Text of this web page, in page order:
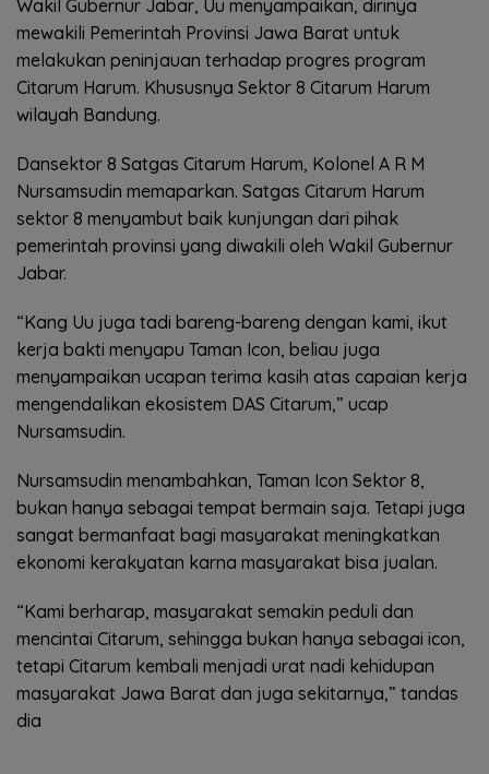
Wakil Gubernur Jabar, Uu menyampaikan, dirinya
mewakili Pemerintah Provinsi Jawa Barat untuk
melakukan peninjauan terhadap progres program
Citarum Harum. Khususnya Sektor 8 Citarum Harum
wilayah Bandung.
Dansektor 8 Satgas Citarum Harum, Kolonel A R M
Nursamsudin memaparkan. Satgas Citarum Harum
sektor 8 menyambut baik kunjungan dari pihak
pemerintah provinsi yang diwakili oleh Wakil Gubernur
Jabar.
“Kang Uu juga tadi bareng-bareng dengan kami, ikut
kerja bakti menyapu Taman Icon, beliau juga
menyampaikan ucapan terima kasih atas capaian kerja
mengendalikan ekosistem DAS Citarum,” ucap
Nursamsudin.
Nursamsudin menambahkan, Taman Icon Sektor 8,
bukan hanya sebagai tempat bermain saja. Tetapi juga
sangat bermanfaat bagi masyarakat meningkatkan
ekonomi kerakyatan karna masyarakat bisa jualan.
“Kami berharap, masyarakat semakin peduli dan
mencintai Citarum, sehingga bukan hanya sebagai icon,
tetapi Citarum kembali menjadi urat nadi kehidupan
masyarakat Jawa Barat dan juga sekitarnya,” tandas
dia